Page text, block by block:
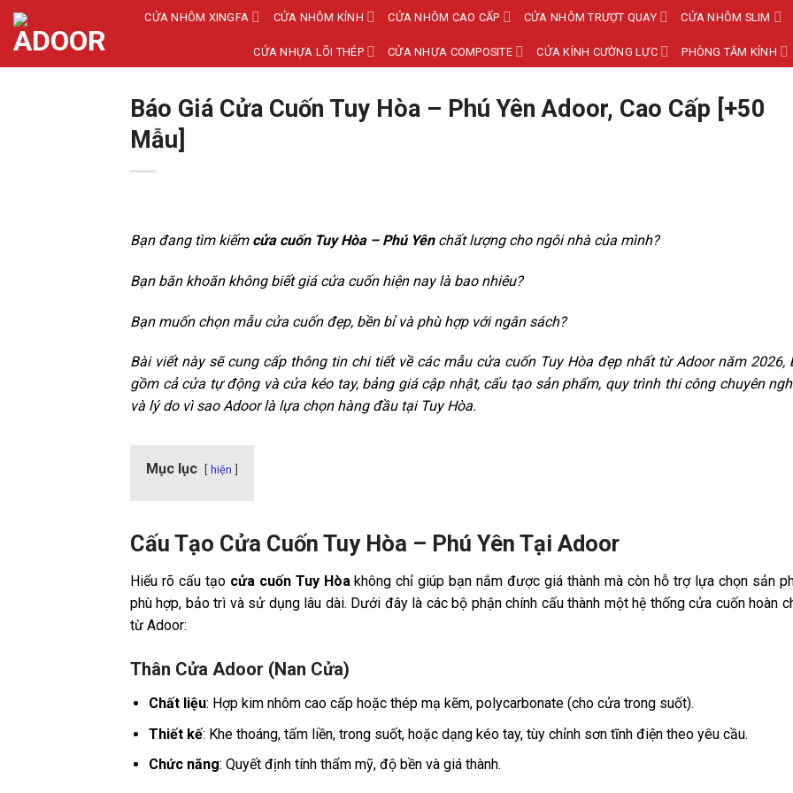
Bỏ
qua
nội
CỬA NHÔM XINGFA CỬA NHÔM KÍNH CỬA NHÔM CAO CẤP CỬA NHÔM TRƯỢT QUAY CỬA NHÔM SLIM
CỬA NHỰA LÕI THÉP CỬA NHỰA COMPOSITE CỬA KÍNH CƯỜNG LỰC PHÒNG TẮM KÍNH
Báo Giá Cửa Cuốn Tuy Hòa – Phú Yên Adoor, Cao Cấp [+50
Mẫu]
Bạn đang tìm kiếm cửa cuốn Tuy Hòa – Phú Yênchất lượng cho ngôi nhà của mình?
Bạn băn khoăn không biết giá cửa cuốn hiện nay là bao nhiêu?
Bạn muốn chọn mẫu cửa cuốn đẹp, bền bỉ và phù hợp với ngân sách?
Bài viết này sẽ cung cấp thông tin chi tiết về các mẫu cửa cuốn Tuy Hòa đẹp nhất từ Adoor năm 2026,
gồm cả cửa tự động và cửa kéo tay, bảng giá cập nhật, cấu tạo sản phẩm, quy trình thi công chuyên
và lý do vì sao Adoor là lựa chọn hàng đầu tại Tuy Hòa.
Mục lục hiện
Cấu Tạo Cửa Cuốn Tuy Hòa – Phú Yên Tại Adoor
Hiểu rõ cấu tạo cửa cuốn Tuy Hòakhông chỉ giúp bạn nắm được giá thành mà còn hỗ trợ lựa chọn sản
phù hợp, bảo trì và sử dụng lâu dài. Dưới đây là các bộ phận chính cấu thành một hệ thống cửa cuốn hoàn
từ Adoor:
Thân Cửa Adoor (Nan Cửa)
Chất liệu: Hợp kim nhôm cao cấp hoặc thép mạ kẽm, polycarbonate (cho cửa trong suốt).
Thiết kế: Khe thoáng, tấm liền, trong suốt, hoặc dạng kéo tay, tùy chỉnh sơn tĩnh điện theo yêu cầu.
Chức năng: Quyết định tính thẩm mỹ, độ bền và giá thành.